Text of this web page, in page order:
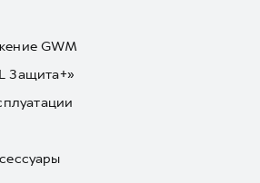
GWM
Защита+»